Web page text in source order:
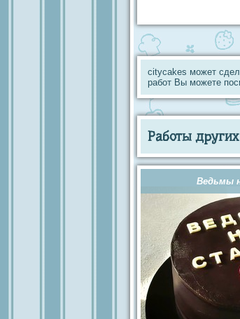
citycakes может
работ Вы можете
Работы
Ведьмы